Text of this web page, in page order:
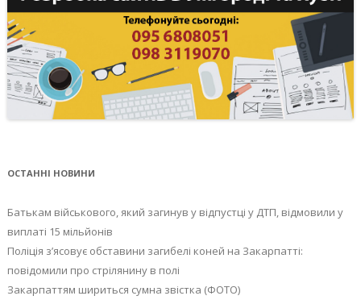
ОСТАННІ НОВИНИ
Батькам військового, який загинув у відпустці у ДТП, відмовили у
виплаті 15 мільйонів
Поліція з’ясовує обставини загибелі коней на Закарпатті:
повідомили про стрілянину в полі
Закарпаттям шириться сумна звістка (ФОТО)